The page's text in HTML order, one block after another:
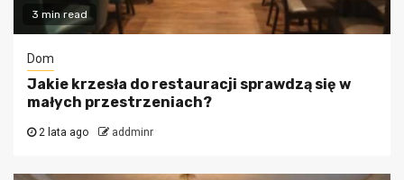
3 min read
Dom
Jakie krzesła do restauracji sprawdzą się w
małych przestrzeniach?
2 lata ago addminr